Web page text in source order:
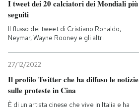
I tweet dei 20 calciatori dei Mondiali più
seguiti
Il flusso dei tweet di Cristiano Ronaldo,
Neymar, Wayne Rooney e gli altri
27/12/2022
Il profilo Twitter che ha diffuso le notizie
sulle proteste in Cina
È di un artista cinese che vive in Italia e ha